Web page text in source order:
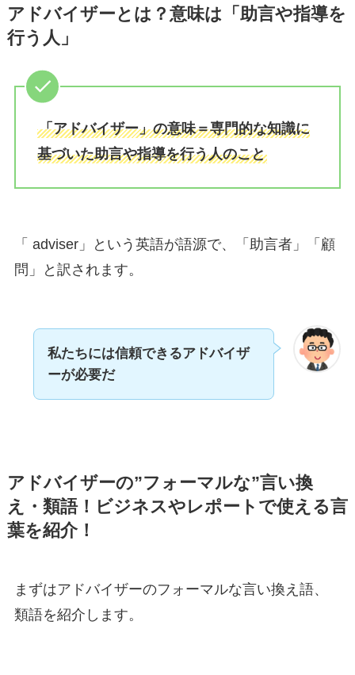
アドバイザーとは？意味は「助言や指導を
行う人」
「アドバイザー」の意味＝専門的な知識に
基づいた助言や指導を行う人のこと
「 adviser」という英語が語源で、「助言者」「顧
問」と訳されます。
私たちには信頼できるアドバイザ
ーが必要だ
アドバイザーの”フォーマルな”言い換
え・類語！ビジネスやレポートで使える言
葉を紹介！
まずはアドバイザーのフォーマルな言い換え語、
類語を紹介します。